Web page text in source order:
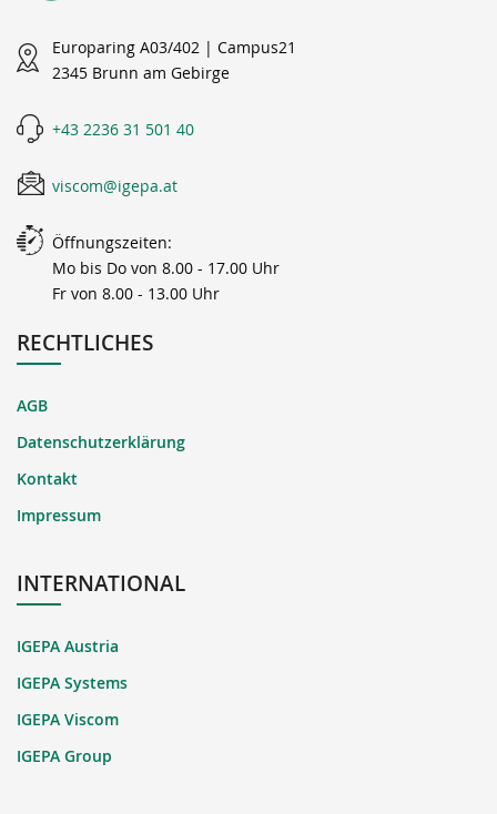
Europaring A03/402 | Campus21
2345 Brunn am Gebirge
+43 2236 31 501 40
viscom@igepa.at
Öffnungszeiten:
Mo bis Do von 8.00 - 17.00 Uhr
Fr von 8.00 - 13.00 Uhr
RECHTLICHES
AGB
Datenschutzerklärung
Kontakt
Impressum
INTERNATIONAL
IGEPA Austria
IGEPA Systems
IGEPA Viscom
IGEPA Group